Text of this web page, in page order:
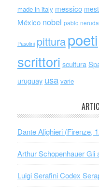
made in italy messico
México nobel pablo neruda
Pasolini pitturapoeti
scrittori scultura
uruguay usa varie
Dante Alighieri (Firenze,
Arthur Schopenhauer Gli
Luigi Serafini Codex